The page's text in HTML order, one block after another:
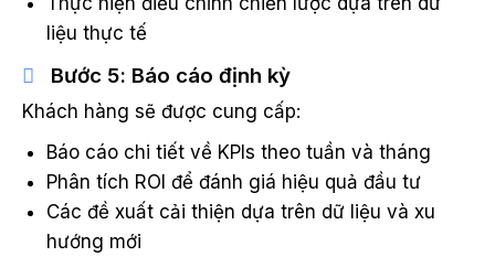
liệu thực tế
Bước 5: Báo cáo định kỳ
Khách hàng sẽ được cung cấp:
Báo cáo chi tiết về KPIs theo tuần và tháng
Phân tích ROI để đánh giá hiệu quả đầu tư
Các đề xuất cải thiện dựa trên dữ liệu và xu
hướng mới